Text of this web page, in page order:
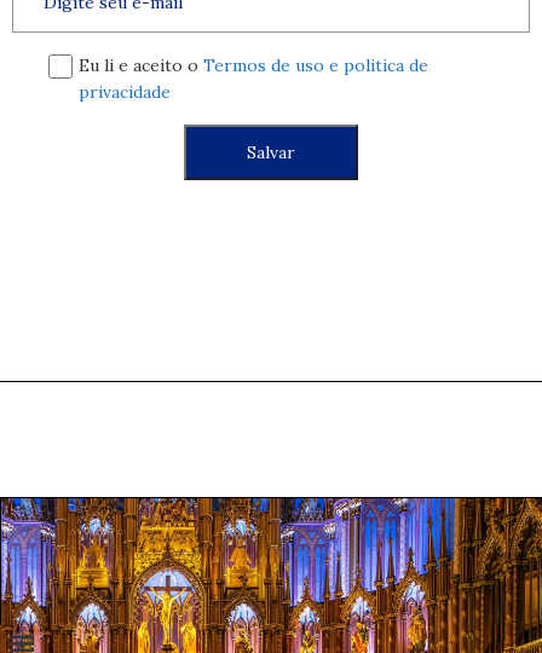
Eu li e aceito o Termos de uso e politica de
privacidade
Salvar